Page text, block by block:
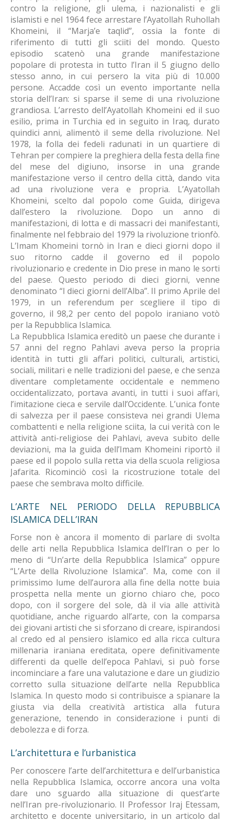
contro la religione, gli ulema, i nazionalisti e gli
islamisti e nel 1964 fece arrestare l’Ayatollah Ruhollah
Khomeini, il “Marja’e taqlid”, ossia la fonte di
riferimento di tutti gli sciiti del mondo. Questo
episodio scatenò una grande manifestazione
popolare di protesta in tutto l’Iran il 5 giugno dello
stesso anno, in cui persero la vita più di 10.000
persone. Accadde così un evento importante nella
storia dell’Iran: si sparse il seme di una rivoluzione
grandiosa. L’arresto dell’Ayatollah Khomeini ed il suo
esilio, prima in Turchia ed in seguito in Iraq, durato
quindici anni, alimentò il seme della rivoluzione. Nel
1978, la folla dei fedeli radunati in un quartiere di
Tehran per compiere la preghiera della festa della fine
del mese del digiuno, insorse in una grande
manifestazione verso il centro della città, dando vita
ad una rivoluzione vera e propria. L’Ayatollah
Khomeini, scelto dal popolo come Guida, dirigeva
dall’estero la rivoluzione. Dopo un anno di
manifestazioni, di lotta e di massacri dei manifestanti,
finalmente nel febbraio del 1979 la rivoluzione trionfò.
L’Imam Khomeini tornò in Iran e dieci giorni dopo il
suo ritorno cadde il governo ed il popolo
rivoluzionario e credente in Dio prese in mano le sorti
del paese. Questo periodo di dieci giorni, venne
denominato “I dieci giorni dell’Alba”. Il primo Aprile del
1979, in un referendum per scegliere il tipo di
governo, il 98,2 per cento del popolo iraniano votò
per la Repubblica Islamica.
La Repubblica Islamica ereditò un paese che durante i
57 anni del regno Pahlavi aveva perso la propria
identità in tutti gli affari politici, culturali, artistici,
sociali, militari e nelle tradizioni del paese, e che senza
diventare completamente occidentale e nemmeno
occidentalizzato, portava avanti, in tutti i suoi affari,
l’imitazione cieca e servile dall’Occidente. L’unica fonte
di salvezza per il paese consisteva nei grandi Ulema
combattenti e nella religione sciita, la cui verità con le
attività anti-religiose dei Pahlavi, aveva subito delle
deviazioni, ma la guida dell’Imam Khomeini riportò il
paese ed il popolo sulla retta via della scuola religiosa
Jafarita. Ricominciò così la ricostruzione totale del
paese che sembrava molto difficile.
L’ARTE NEL PERIODO DELLA REPUBBLICA
ISLAMICA DELL’IRAN
Forse non è ancora il momento di parlare di svolta
delle arti nella Repubblica Islamica dell’Iran o per lo
meno di “Un’arte della Repubblica Islamica” oppure
“L’Arte della Rivoluzione Islamica”. Ma, come con il
primissimo lume dell’aurora alla fine della notte buia
prospetta nella mente un giorno chiaro che, poco
dopo, con il sorgere del sole, dà il via alle attività
quotidiane, anche riguardo all’arte, con la comparsa
dei giovani artisti che si sforzano di creare, ispirandosi
al credo ed al pensiero islamico ed alla ricca cultura
millenaria iraniana ereditata, opere definitivamente
differenti da quelle dell’epoca Pahlavi, si può forse
incominciare a fare una valutazione e dare un giudizio
corretto sulla situazione dell’arte nella Repubblica
Islamica. In questo modo si contribuisce a spianare la
giusta via della creatività artistica alla futura
generazione, tenendo in considerazione i punti di
debolezza e di forza.
L’architettura e l’urbanistica
Per conoscere l’arte dell’architettura e dell’urbanistica
nella Repubblica Islamica, occorre ancora una volta
dare uno sguardo alla situazione di quest’arte
nell’Iran pre-rivoluzionario. Il Professor Iraj Etessam,
architetto e docente universitario, in un articolo dal